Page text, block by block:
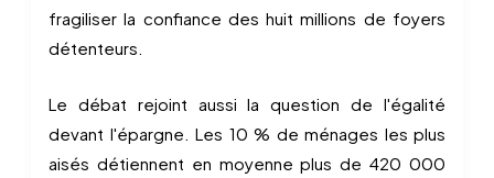
fragiliser la confiance des huit millions de foyers
détenteurs.
Le débat rejoint aussi la question de l'égalité
devant l'épargne. Les 10 % de ménages les plus
aisés détiennent en moyenne plus de 420 000